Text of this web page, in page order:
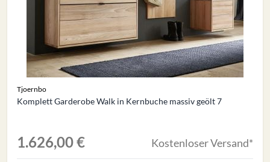
Tjoernbo
Komplett Garderobe Walk in Kernbuche massiv geölt 7
1.626,00 € Kostenloser Versand*